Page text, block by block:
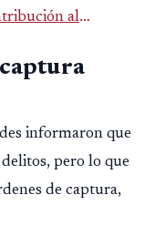
al
informaron que
delitos, pero lo que
de captura,